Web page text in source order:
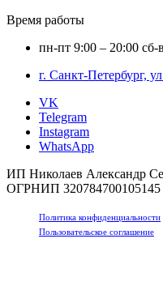
Время работы
пн-пт 9:00 – 20:00 сб-
г. Санкт-Петербург,
VK
Telegram
Instagram
WhatsApp
ИП Николаев Александр
ОГРНИП 320784700105145
Политика конфиденциальности
Пользовательское соглашение